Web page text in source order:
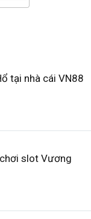
tại nhà cái VN88
slot Vương